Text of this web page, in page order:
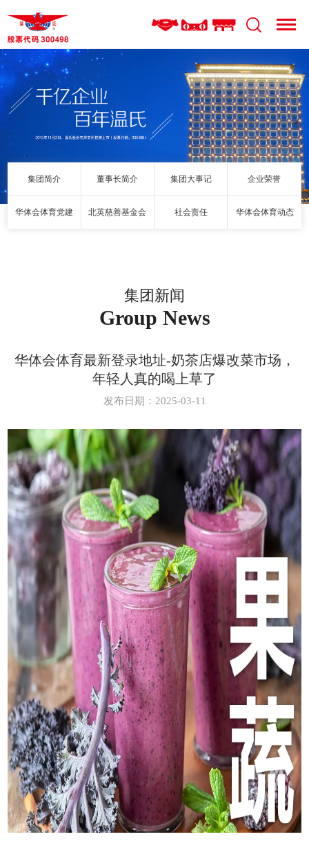
集团简介 董事长简介 集团大事记 企业荣誉
华体会体育党建 北英慈善基金会 社会责任 华体会体育动态
集团新闻
Group News
华体会体育最新登录地址-奶茶店爆改菜市场，
年轻人真的喝上草了
发布日期：2025-03-11